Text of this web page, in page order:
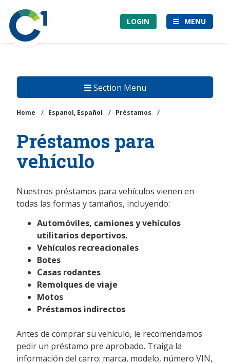
main
content
Community
1st
Credit
LOGIN MENU
Section Menu
Home / Espanol, Español / Préstamos /
Préstamos para
vehículo
Nuestros préstamos para vehículos vienen en
todas las formas y tamaños, incluyendo:
Automóviles, camiones y vehículos
utilitarios deportivos.
Vehículos recreacionales
Botes
Casas rodantes
Remolques de viaje
Motos
Préstamos indirectos
Antes de comprar su vehículo, le recomendamos
pedir un préstamo pre aprobado. Traiga la
información del carro: marca, modelo, número VIN,